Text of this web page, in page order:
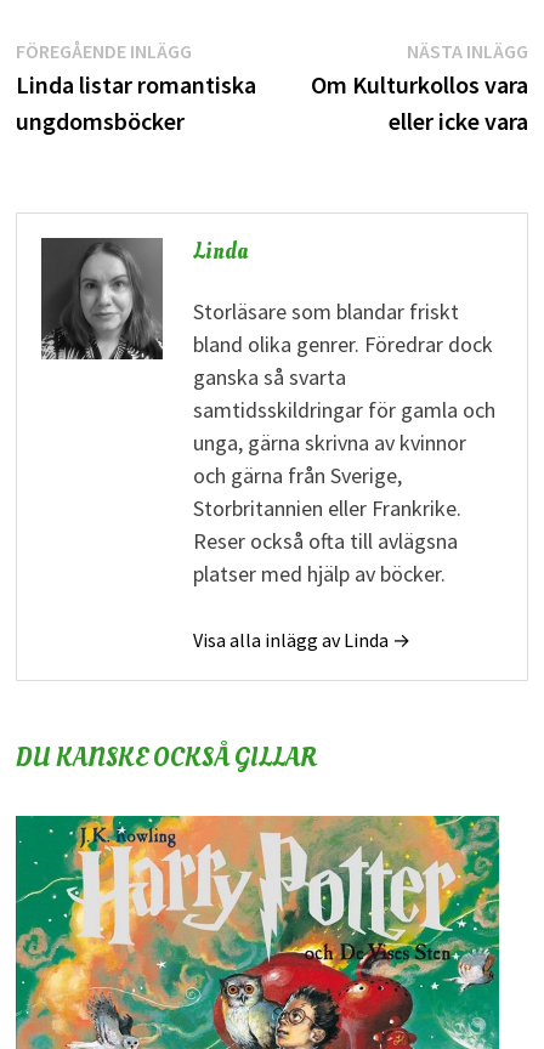
Inläggsnavigering
FÖREGÅENDE INLÄGGFöregående
inlägg:
Linda listar romantiska
ungdomsböcker
NÄSTA INLÄGG
Om Kulturkollos vara
eller icke vara
Linda
Storläsare som blandar friskt
bland olika genrer. Föredrar dock
ganska så svarta
samtidsskildringar för gamla och
unga, gärna skrivna av kvinnor
och gärna från Sverige,
Storbritannien eller Frankrike.
Reser också ofta till avlägsna
platser med hjälp av böcker.
Visa alla inlägg av Linda →
DU KANSKE OCKSÅ GILLAR